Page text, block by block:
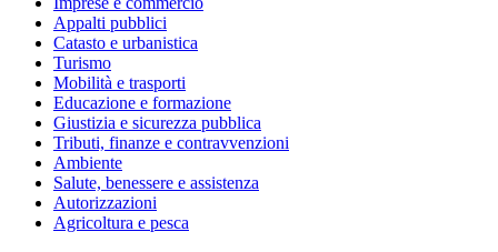
Appalti pubblici
Catasto e urbanistica
Turismo
Mobilità e trasporti
Educazione e formazione
Giustizia e sicurezza pubblica
Tributi, finanze e contravvenzioni
Ambiente
Salute, benessere e assistenza
Autorizzazioni
Agricoltura e pesca